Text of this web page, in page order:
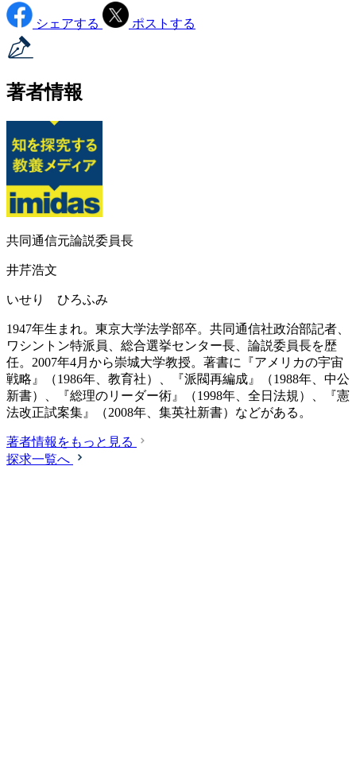
シェアする ポストする
著者情報
共同通信元論説委員長
井芹浩文
いせり ひろふみ
1947年生まれ。東京大学法学部卒。共同通信社政治部記者、
ワシントン特派員、総合選挙センター長、論説委員長を歴
任。2007年4月から崇城大学教授。著書に『アメリカの宇宙
戦略』（1986年、教育社）、『派閥再編成』（1988年、中公
新書）、『総理のリーダー術』（1998年、全日法規）、『憲
法改正試案集』（2008年、集英社新書）などがある。
著者情報をもっと見る
探求一覧へ